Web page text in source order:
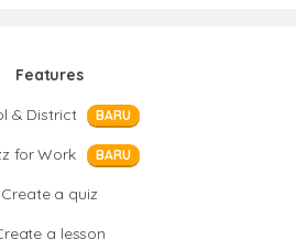
Features
& District
BARU
for Work BARU
Create a quiz
a lesson